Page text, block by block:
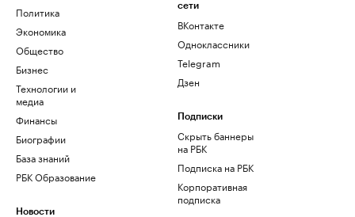
Политика
Экономика
Общество
Бизнес
Технологии и
медиа
Финансы
Биографии
База знаний
РБК Образование
Новости
сети
ВКонтакте
Одноклассники
Telegram
Дзен
Подписки
Скрыть баннеры
на РБК
Подписка на РБК
Корпоративная
подписка